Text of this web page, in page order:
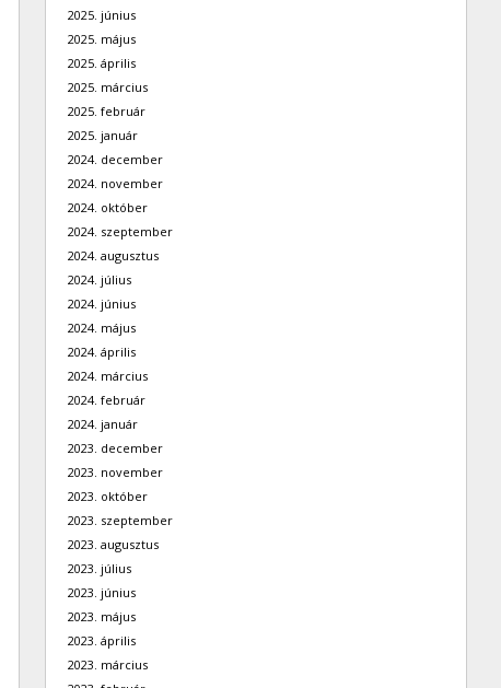
2025. június
2025. május
2025. április
2025. március
2025. február
2025. január
2024. december
2024. november
2024. október
2024. szeptember
2024. augusztus
2024. július
2024. június
2024. május
2024. április
2024. március
2024. február
2024. január
2023. december
2023. november
2023. október
2023. szeptember
2023. augusztus
2023. július
2023. június
2023. május
2023. április
2023. március